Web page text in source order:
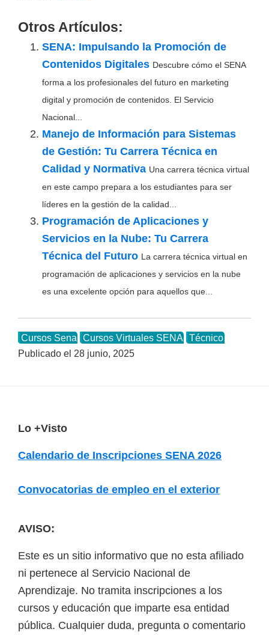
Otros Artículos:
SENA: Impulsando la Promoción de
Contenidos Digitales Descubre cómo el SENA
forma a los profesionales del futuro en marketing
digital y promoción de contenidos. El Servicio
Nacional...
Manejo de Información para Sistemas
de Gestión: Tu Carrera Técnica en
Calidad y Normativa Una carrera técnica virtual
en este campo prepara a los estudiantes para ser
líderes en la gestión de la calidad...
Programación de Aplicaciones y
Servicios en la Nube: Tu Carrera
Técnica del Futuro La carrera técnica virtual en
programación de aplicaciones y servicios en la nube
es una excelente opción para aquellos que...
Cursos Sena Cursos Virtuales SENA
Técnico
Publicado el 28 junio, 2025
Lo +Visto
Calendario de Inscripciones SENA 2026
Convocatorias de empleo en el exterior
AVISO:
Este es un sitio informativo que no esta afiliado
ni pertenece al Servicio Nacional de
Aprendizaje. No tramita inscripciones a los
cursos y educación que imparte esa entidad
pública. Cualquier duda, pregunta o comentario